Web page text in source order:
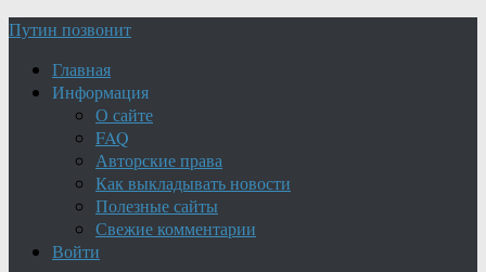
Путин позвонит
Главная
Информация
О сайте
FAQ
Авторские права
Как выкладывать новости
Полезные сайты
Свежие комментарии
Войти